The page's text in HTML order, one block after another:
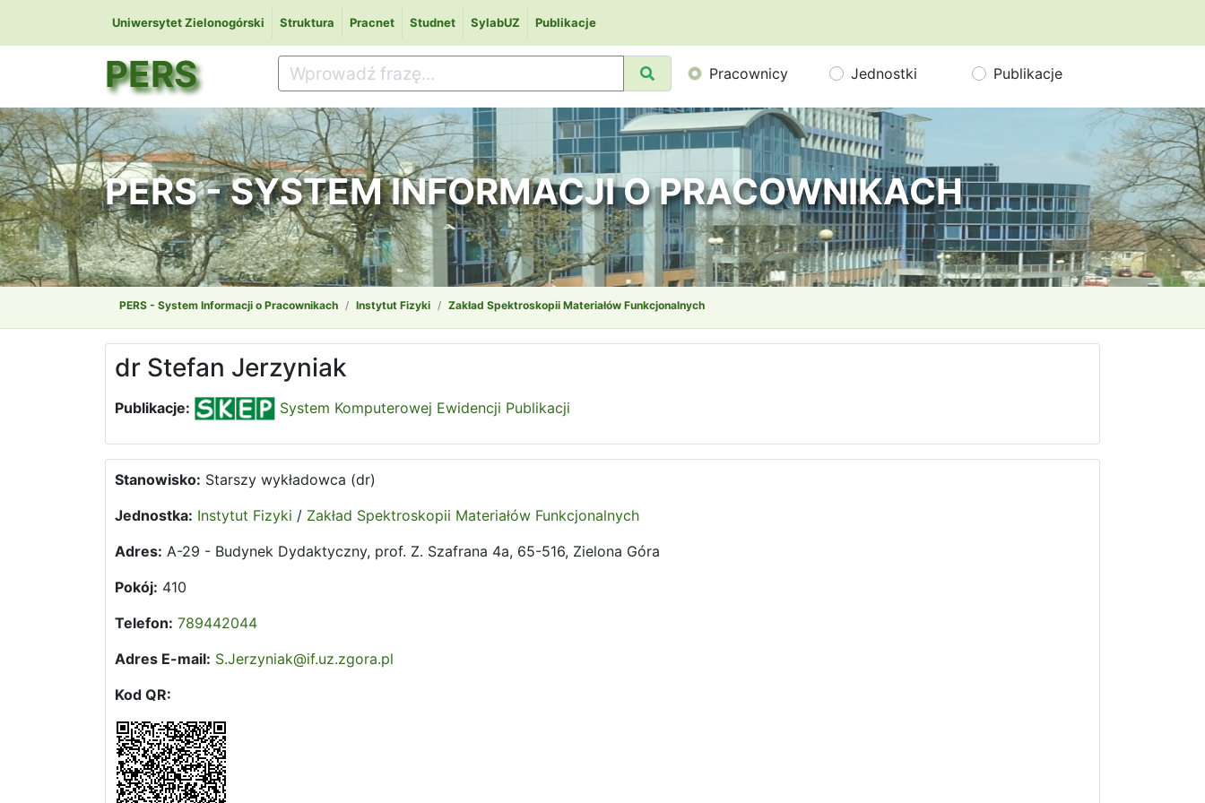
Uniwersytet Zielonogórski Struktura Pracnet Studnet SylabUZ Publikacje
PERS Pracownicy Jednostki Publikacje
PERS - SYSTEM INFORMACJI O PRACOWNIKACH
PERS - System Informacji o Pracownikach Instytut Fizyki Zakład Spektroskopii Materiałów Funkcjonalnych
dr Stefan Jerzyniak
Publikacje: System Komputerowej Ewidencji Publikacji
Stanowisko: Starszy wykładowca (dr)
Jednostka: Instytut Fizyki / Zakład Spektroskopii Materiałów Funkcjonalnych
Adres: A-29 - Budynek Dydaktyczny, prof. Z. Szafrana 4a, 65-516, Zielona Góra
Pokój: 410
Telefon: 789442044
Adres E-mail: S.Jerzyniak@if.uz.zgora.pl
Kod QR: